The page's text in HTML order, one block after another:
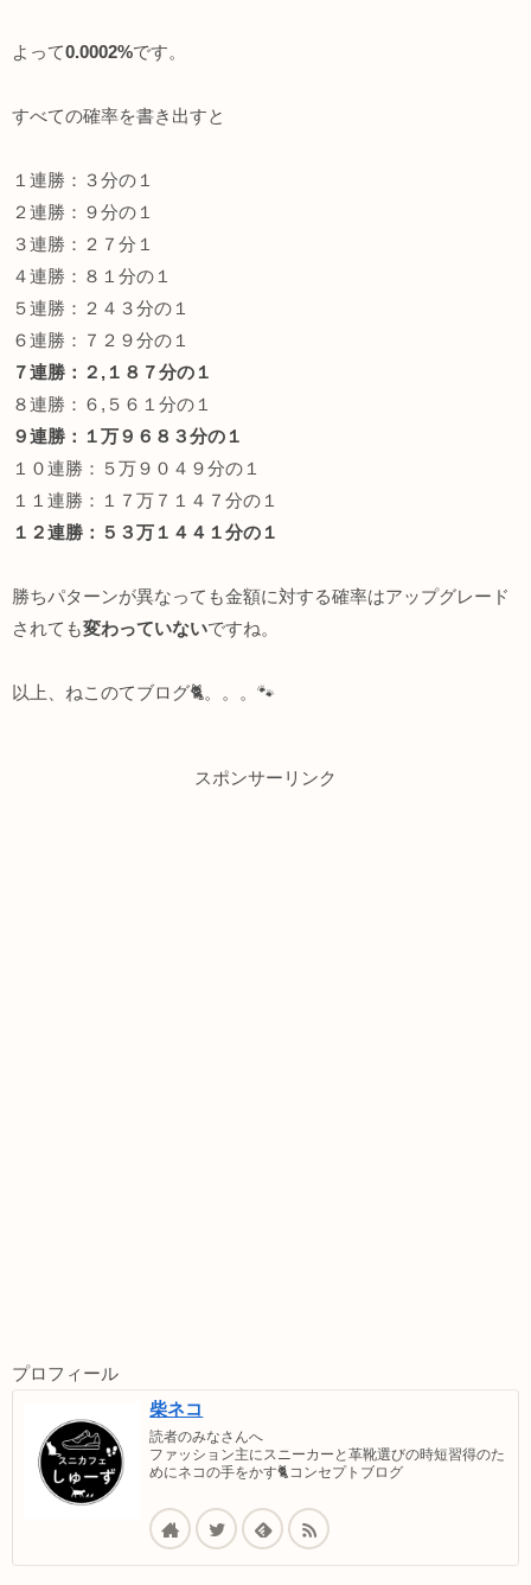
よって0.0002%です。
すべての確率を書き出すと
１連勝：３分の１
２連勝：９分の１
３連勝：２７分１
４連勝：８１分の１
５連勝：２４３分の１
６連勝：７２９分の１
７連勝：２,１８７分の１
８連勝：６,５６１分の１
９連勝：１万９６８３分の１
１０連勝：５万９０４９分の１
１１連勝：１７万７１４７分の１
１２連勝：５３万１４４１分の１
勝ちパターンが異なっても金額に対する確率はアップグレード
されても変わっていないですね。
以上、ねこのてブログ🐈。。。🐾
スポンサーリンク
プロフィール
柴ネコ
読者のみなさんへ
ファッション主にスニーカーと革靴選びの時短習得のた
めにネコの手をかす🐈コンセプトブログ